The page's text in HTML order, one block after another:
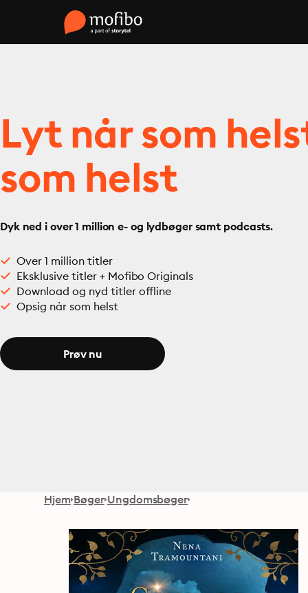
Lyt når som
som helst
Dyk ned i over 1 million e- og lydbøger samt podcasts.
Over 1 million titler
Eksklusive titler + Mofibo Originals
Download og nyd titler offline
Opsig når som helst
Prøv nu
Hjem Bøger Ungdomsbøger